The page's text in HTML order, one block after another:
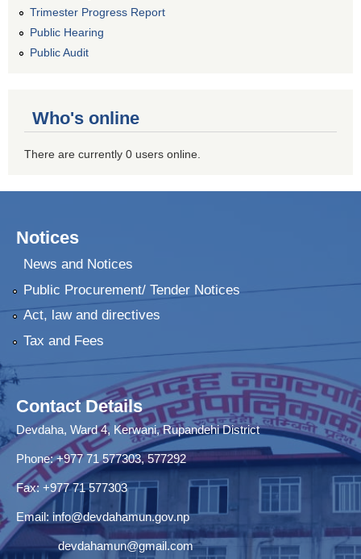
Trimester Progress Report
Public Hearing
Public Audit
Who's online
There are currently 0 users online.
Notices
News and Notices
Public Procurement/ Tender Notices
Act, law and directives
Tax and Fees
Contact Details
Devdaha, Ward 4, Kerwani, Rupandehi District
Phone: +977 71 577303, 577292
Fax: +977 71 577303
Email: info@devdahamun.gov.np
devdahamun@gmail.com